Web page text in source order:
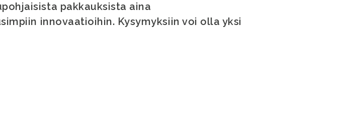
pakkauksista aina
innovaatioihin. Kysymyksiin voi olla yksi